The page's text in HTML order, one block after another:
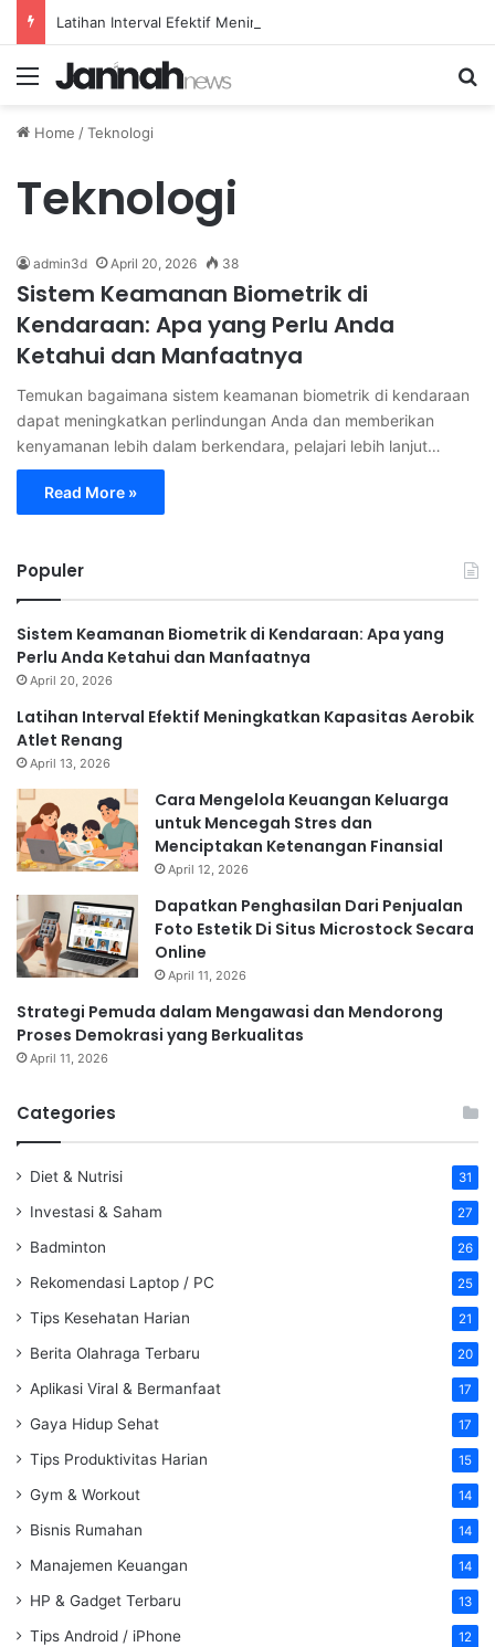
Menu
Home /Teknologi
Teknologi
admin3d April 20, 2026 38
Sistem Keamanan Biometrik di
Kendaraan: Apa yang Perlu Anda
Ketahui dan Manfaatnya
Temukan bagaimana sistem keamanan biometrik di kendaraan
dapat meningkatkan perlindungan Anda dan memberikan
kenyamanan lebih dalam berkendara, pelajari lebih lanjut…
Read More »
Populer
Sistem Keamanan Biometrik di Kendaraan: Apa yang
Perlu Anda Ketahui dan Manfaatnya
April 20, 2026
Latihan Interval Efektif Meningkatkan Kapasitas Aerobik
Atlet Renang
April 13, 2026
Cara Mengelola Keuangan Keluarga
untuk Mencegah Stres dan
Menciptakan Ketenangan Finansial
April 12, 2026
Dapatkan Penghasilan Dari Penjualan
Foto Estetik Di Situs Microstock Secara
Online
April 11, 2026
Strategi Pemuda dalam Mengawasi dan Mendorong
Proses Demokrasi yang Berkualitas
April 11, 2026
Categories
Diet & Nutrisi 31
Investasi & Saham 27
Badminton 26
Rekomendasi Laptop / PC 25
Tips Kesehatan Harian 21
Berita Olahraga Terbaru 20
Aplikasi Viral & Bermanfaat 17
Gaya Hidup Sehat 17
Tips Produktivitas Harian 15
Gym & Workout 14
Bisnis Rumahan 14
Manajemen Keuangan 14
HP & Gadget Terbaru 13
Tips Android / iPhone 12